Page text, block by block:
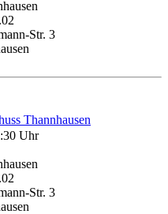
Str. 3
Thannhausen
Uhr
Str. 3